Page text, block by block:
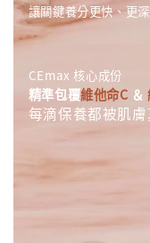
讓關鍵養分更快、更
CEmax 核心成份
精準包覆維他命C ＆
每滴保養都被肌